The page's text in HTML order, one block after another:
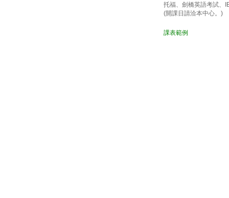
托福、劍橋英語考試、
(開課日請洽本中心。)
課表範例